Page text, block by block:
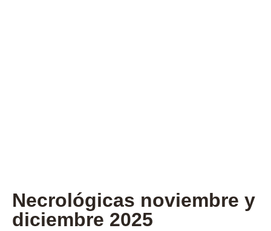
Necrológicas noviembre y
diciembre 2025